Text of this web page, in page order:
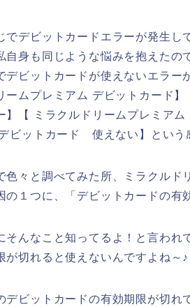
でデビットカードエラーが発生し
自身も同じような悩みを抱えた
デビットカードが使えないエラー
ームプレミアム デビットカード
】【 ミラクルドリームプレミア
ビットカード 使えない】という
色々と調べてみた所、ミラクルド
の１つに、「デビットカードの有
そんなこと知ってるよ！と言われ
が切れると使えないんですよね～♪
デビットカードの有効期限が切れ